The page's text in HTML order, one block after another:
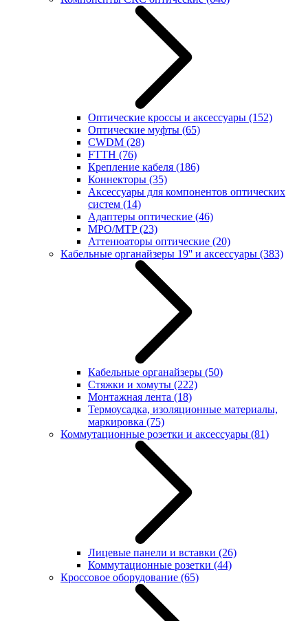
Оптические кроссы и аксессуары (152)
Оптические муфты (65)
CWDM (28)
FTTH (76)
Крепление кабеля (186)
Коннекторы (35)
Аксессуары для компонентов оптических
систем (14)
Адаптеры оптические (46)
MPO/MTP(23)
Аттенюаторы оптические (20)
Кабельные органайзеры 19'' и аксессуары (383)
Кабельные органайзеры (50)
Стяжки и хомуты (222)
Монтажная лента (18)
Термоусадка, изоляционные материалы,
маркировка (75)
Коммутационные розетки и аксессуары (81)
Лицевые панели и вставки (26)
Коммутационные розетки (44)
Кроссовое оборудование (65)